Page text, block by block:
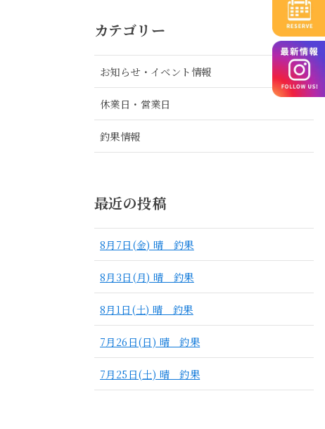
カテゴリー
お知らせ・イベント情報
休業日・営業日
釣果情報
最近の投稿
8月7日(金) 晴 釣果
8月3日(月) 晴 釣果
8月1日(土) 晴 釣果
7月26日(日) 晴 釣果
7月25日(土) 晴 釣果